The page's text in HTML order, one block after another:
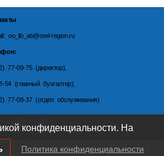
oo_lib_ab@orel-region.ru
77-09-75 (директор),
54 (главный бухгалтер),
77-08-37 (отдел обслуживания)
конфиденциальности. На
Политика конфиденциальности